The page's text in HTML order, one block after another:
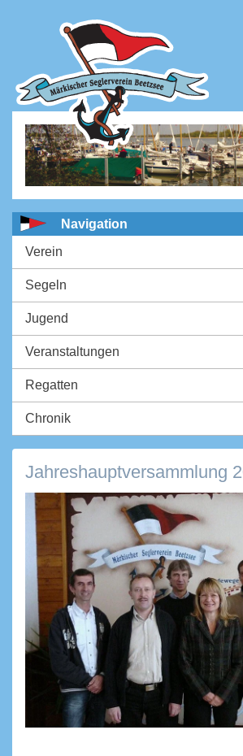
Jahreshauptversammlung
Navigation
Verein
Segeln
Jugend
Veranstaltungen
Regatten
Chronik